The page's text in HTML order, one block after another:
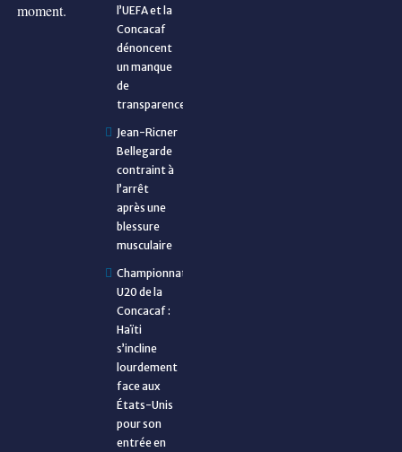
moment.
l’UEFA et la
Concacaf
dénoncent
un manque
de
transparence
Jean-Ricner
Bellegarde
contraint à
l’arrêt
après une
blessure
musculaire
Championnat
U20 de la
Concacaf :
Haïti
s’incline
lourdement
face aux
États-Unis
pour son
entrée en